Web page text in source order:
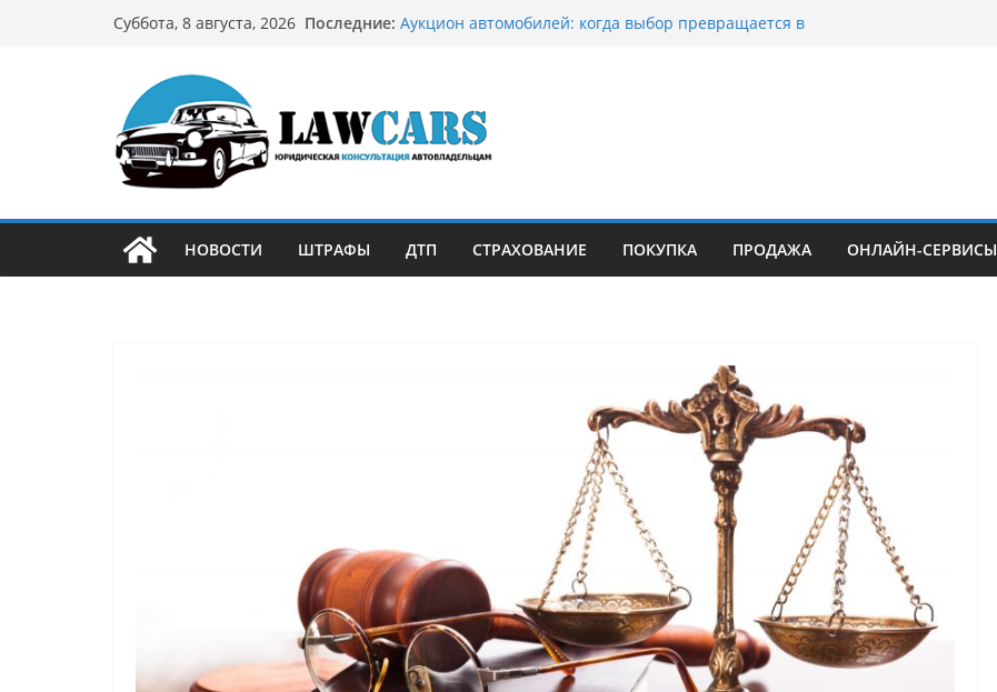
Суббота, 8 августа, 2026 Последние: Аукцион автомобилей: когда выбор превращается в
Срочный выкуп битых авто в Москве: почему
автовладельцы выбирают mos-auto
Бриллиантовые серьги: вечная классика или
может подойти
НОВОСТИ ШТРАФЫ ДТП СТРАХОВАНИЕ ПОКУПКА ПРОДАЖА ОНЛАЙН-СЕРВИСЫ